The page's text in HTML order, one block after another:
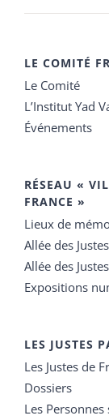
LE COMITÉ
Le Comité
L’Institut Yad
Événements
RÉSEAU «
FRANCE »
Lieux de
Allée des
Allée des
Expositions
LES JUSTES
Les Justes de
Dossiers
Les Personnes